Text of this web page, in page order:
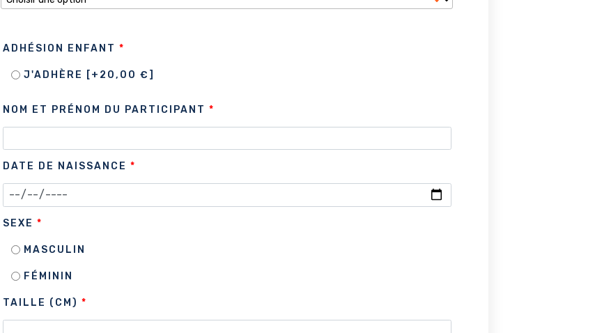
ADHÉSION ENFANT *
J'ADHÈRE [+20,00 €]
NOM ET PRÉNOM DU PARTICIPANT *
DATE DE NAISSANCE *
SEXE *
MASCULIN
FÉMININ
TAILLE (CM) *